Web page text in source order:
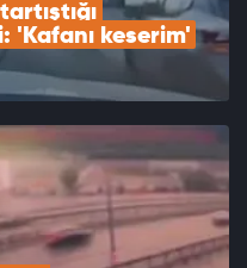
'Kafanı keserim'